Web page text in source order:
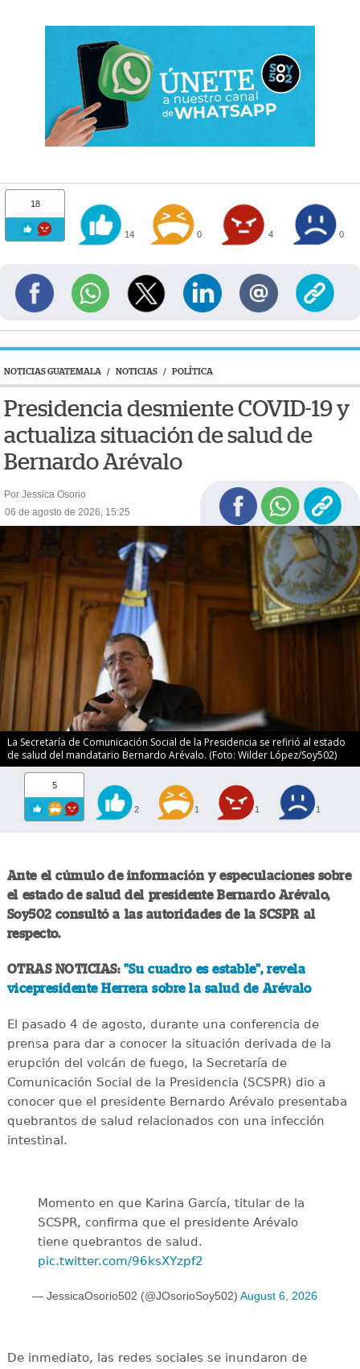
18
14 0 4 0
NOTICIAS GUATEMALA / NOTICIAS / POLÍTICA
Presidencia desmiente COVID-19 y
actualiza situación de salud de
Bernardo Arévalo
Por Jessica Osorio
06 de agosto de 2026, 15:25
La Secretaría de Comunicación Social de la Presidencia se refirió al estado
de salud del mandatario Bernardo Arévalo. (Foto: Wilder López/Soy502)
5
2 1 1 1
Ante el cúmulo de información y especulaciones sobre
el estado de salud del presidente Bernardo Arévalo,
Soy502 consultó a las autoridades de la SCSPR al
respecto.
OTRAS NOTICIAS: "Su cuadro es estable", revela
vicepresidente Herrera sobre la salud de Arévalo
El pasado 4 de agosto, durante una conferencia de
prensa para dar a conocer la situación derivada de la
erupción del volcán de fuego, la Secretaría de
Comunicación Social de la Presidencia (SCSPR) dio a
conocer que el presidente Bernardo Arévalo presentaba
quebrantos de salud relacionados con una infección
intestinal.
Momento en que Karina García, titular de la
SCSPR, confirma que el presidente Arévalo
tiene quebrantos de salud.
pic.twitter.com/96ksXYzpf2
— JessicaOsorio502 (@JOsorioSoy502) August 6, 2026
De inmediato, las redes sociales se inundaron de